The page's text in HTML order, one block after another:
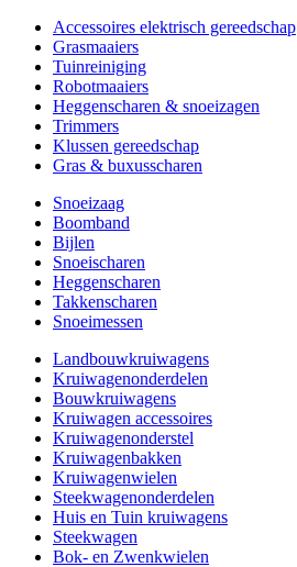
Accessoires elektrisch gereedschap
Grasmaaiers
Tuinreiniging
Robotmaaiers
Heggenscharen & snoeizagen
Trimmers
Klussen gereedschap
Gras & buxusscharen
Snoeizaag
Boomband
Bijlen
Snoeischaren
Heggenscharen
Takkenscharen
Snoeimessen
Landbouwkruiwagens
Kruiwagenonderdelen
Bouwkruiwagens
Kruiwagen accessoires
Kruiwagenonderstel
Kruiwagenbakken
Kruiwagenwielen
Steekwagenonderdelen
Huis en Tuin kruiwagens
Steekwagen
Bok- en Zwenkwielen